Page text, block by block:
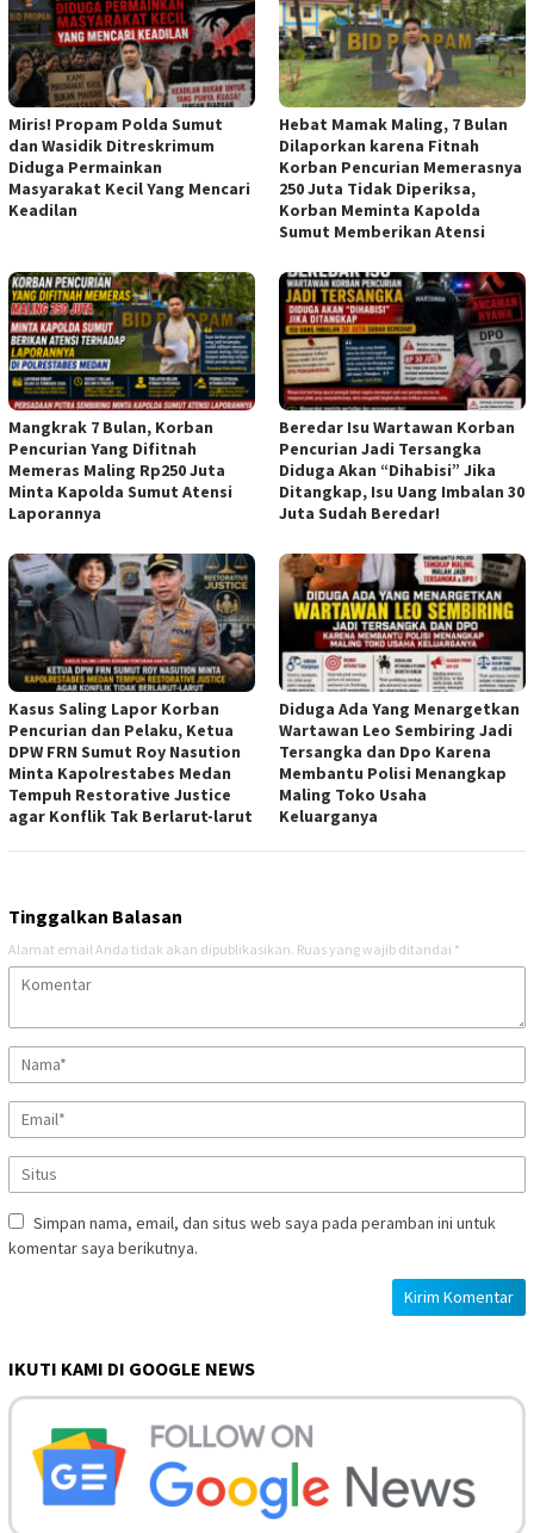
Miris! Propam Polda Sumut
dan Wasidik Ditreskrimum
Diduga Permainkan
Masyarakat Kecil Yang Mencari
Keadilan
Hebat Mamak Maling, 7 Bulan
Dilaporkan karena Fitnah
Korban Pencurian Memerasnya
250 Juta Tidak Diperiksa,
Korban Meminta Kapolda
Sumut Memberikan Atensi
Mangkrak 7 Bulan, Korban
Pencurian Yang Difitnah
Memeras Maling Rp250 Juta
Minta Kapolda Sumut Atensi
Laporannya
Beredar Isu Wartawan Korban
Pencurian Jadi Tersangka
Diduga Akan “Dihabisi” Jika
Ditangkap, Isu Uang Imbalan 30
Juta Sudah Beredar!
Kasus Saling Lapor Korban
Pencurian dan Pelaku, Ketua
DPW FRN Sumut Roy Nasution
Minta Kapolrestabes Medan
Tempuh Restorative Justice
agar Konflik Tak Berlarut-larut
Diduga Ada Yang Menargetkan
Wartawan Leo Sembiring Jadi
Tersangka dan Dpo Karena
Membantu Polisi Menangkap
Maling Toko Usaha
Keluarganya
Tinggalkan Balasan
Alamat email Anda tidak akan dipublikasikan. Ruas yang wajib ditandai *
Simpan nama, email, dan situs web saya pada peramban ini untuk
komentar saya berikutnya.
IKUTI KAMI DI GOOGLE NEWS